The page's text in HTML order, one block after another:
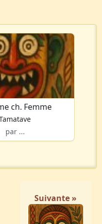
ch. Femme
par ...
Suivante »